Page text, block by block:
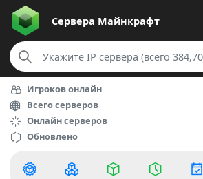
Сервера Майнкрафт
Игроков онлайн
Всего серверов
Онлайн серверов
Обновлено